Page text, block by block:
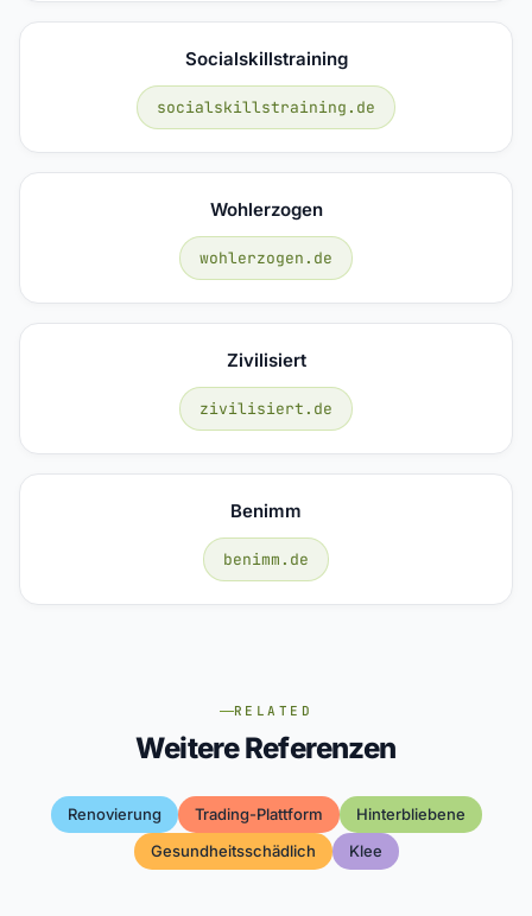
Socialskillstraining
socialskillstraining.de
Wohlerzogen
wohlerzogen.de
Zivilisiert
zivilisiert.de
Benimm
benimm.de
RELATED
Weitere Referenzen
Renovierung Trading-Plattform
Hinterbliebene
Gesundheitsschädlich
Klee